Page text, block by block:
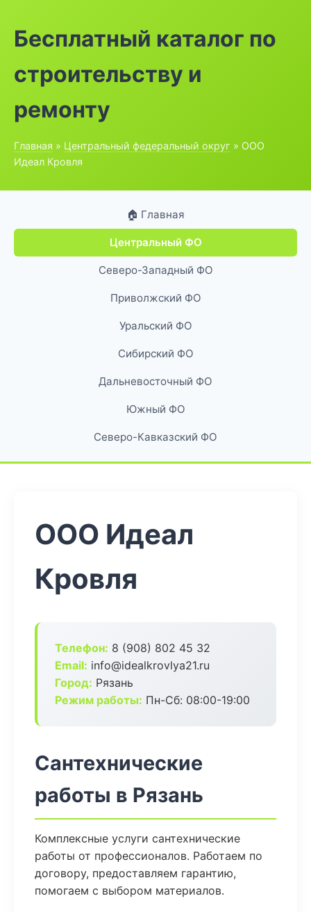
Бесплатный каталог по
строительству и
ремонту
Главная » Центральный федеральный округ » ООО
Идеал Кровля
🏠 Главная
Центральный ФО
Северо-Западный ФО
Приволжский ФО
Уральский ФО
Сибирский ФО
Дальневосточный ФО
Южный ФО
Северо-Кавказский ФО
ООО Идеал
Кровля
Телефон: 8 (908) 802 45 32
Email: info@idealkrovlya21.ru
Город: Рязань
Режим работы: Пн-Сб: 08:00-19:00
Сантехнические
работы в Рязань
Комплексные услуги сантехнические
работы от профессионалов. Работаем по
договору, предоставляем гарантию,
помогаем с выбором материалов.